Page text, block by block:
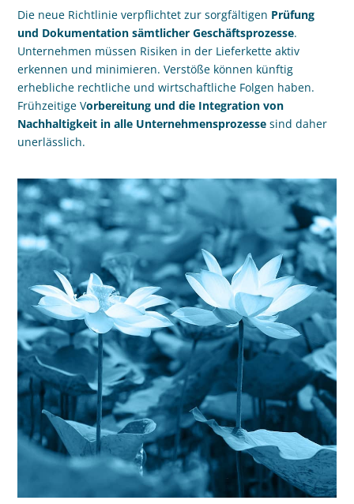
Die neue Richtlinie verpflichtet zur sorgfältigen Prüfung
und Dokumentation sämtlicher Geschäftsprozesse.
Unternehmen müssen Risiken in der Lieferkette aktiv
erkennen und minimieren. Verstöße können künftig
erhebliche rechtliche und wirtschaftliche Folgen haben.
Frühzeitige Vorbereitung und die Integration von
Nachhaltigkeit in alle Unternehmensprozesse sind daher
unerlässlich.